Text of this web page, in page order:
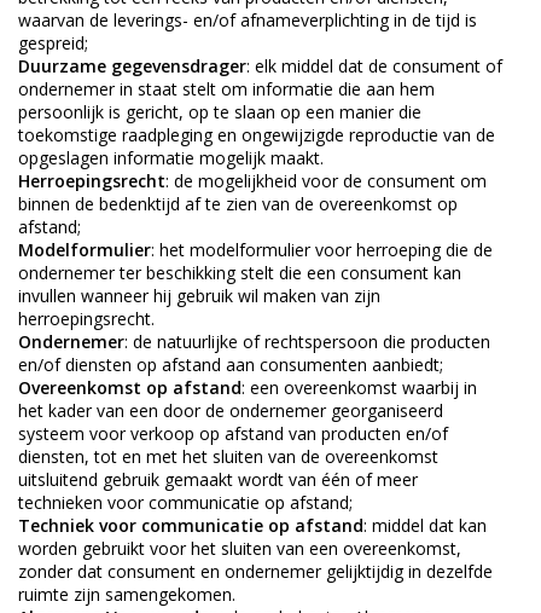
waarvan de leverings- en/of afnameverplichting in de tijd is
gespreid;
Duurzame gegevensdrager: elk middel dat de consument of
ondernemer in staat stelt om informatie die aan hem
persoonlijk is gericht, op te slaan op een manier die
toekomstige raadpleging en ongewijzigde reproductie van de
opgeslagen informatie mogelijk maakt.
Herroepingsrecht: de mogelijkheid voor de consument om
binnen de bedenktijd af te zien van de overeenkomst op
afstand;
Modelformulier: het modelformulier voor herroeping die de
ondernemer ter beschikking stelt die een consument kan
invullen wanneer hij gebruik wil maken van zijn
herroepingsrecht.
Ondernemer: de natuurlijke of rechtspersoon die producten
en/of diensten op afstand aan consumenten aanbiedt;
Overeenkomst op afstand: een overeenkomst waarbij in
het kader van een door de ondernemer georganiseerd
systeem voor verkoop op afstand van producten en/of
diensten, tot en met het sluiten van de overeenkomst
uitsluitend gebruik gemaakt wordt van één of meer
technieken voor communicatie op afstand;
Techniek voor communicatie op afstand: middel dat kan
worden gebruikt voor het sluiten van een overeenkomst,
zonder dat consument en ondernemer gelijktijdig in dezelfde
ruimte zijn samengekomen.